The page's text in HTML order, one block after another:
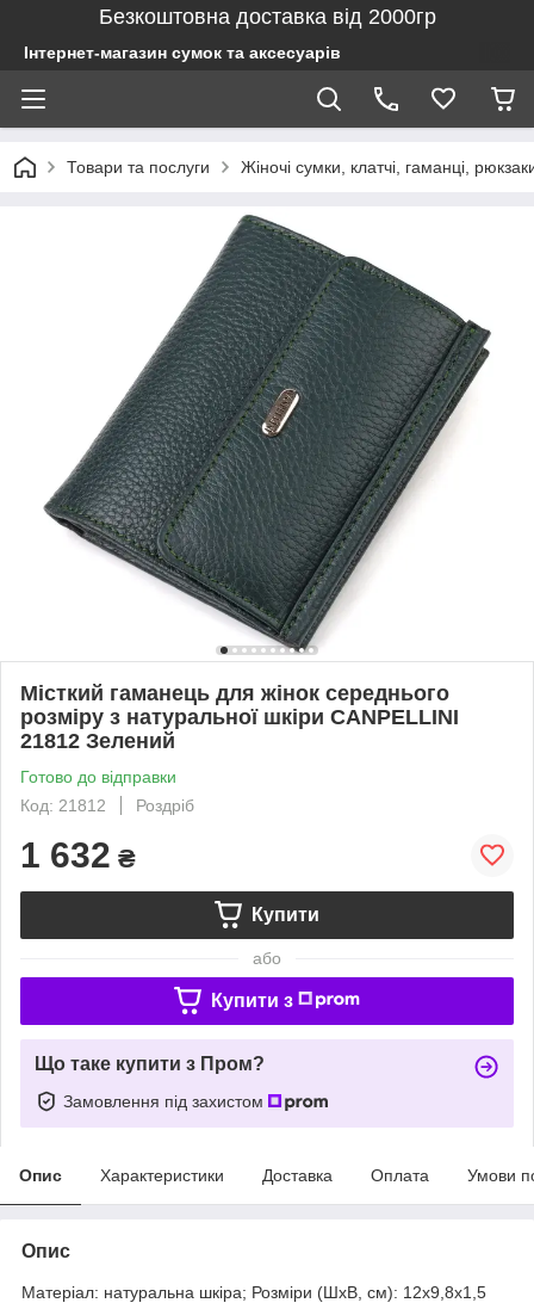
Безкоштовна доставка від 2000гр
Інтернет-магазин сумок та аксесуарів
Товари та послуги Жіночі сумки, клатчі, гаманці,
Місткий гаманець для жінок середнього
розміру з натуральної шкіри CANPELLINI
21812 Зелений
Готово до відправки
Код: 21812
Роздріб
1 632 ₴
Купити
або
Купити з
Що таке купити з Пром?
Замовлення під захистом
Опис Характеристики Доставка Оплата Умови
Опис
Матеріал: натуральна шкіра; Розміри (ШхВ, см): 12х9,8х1,5